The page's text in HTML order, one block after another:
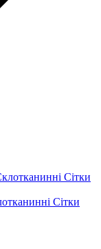
Сітки